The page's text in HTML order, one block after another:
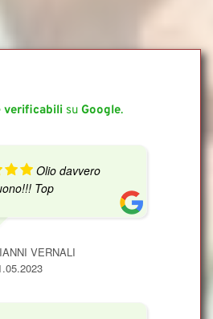
verificabili su Google.
Olio davvero
Top
VERNALI